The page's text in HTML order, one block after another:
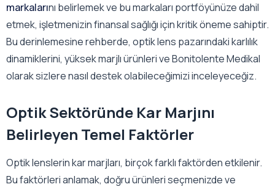
markalarını belirlemek ve bu markaları portföyünüze dahil
etmek, işletmenizin finansal sağlığı için kritik öneme sahiptir.
Bu derinlemesine rehberde, optik lens pazarındaki karlılık
dinamiklerini, yüksek marjlı ürünleri ve Bonitolente Medikal
olarak sizlere nasıl destek olabileceğimizi inceleyeceğiz.
Optik Sektöründe Kar Marjını
Belirleyen Temel Faktörler
Optik lenslerin kar marjları, birçok farklı faktörden etkilenir.
Bu faktörleri anlamak, doğru ürünleri seçmenizde ve